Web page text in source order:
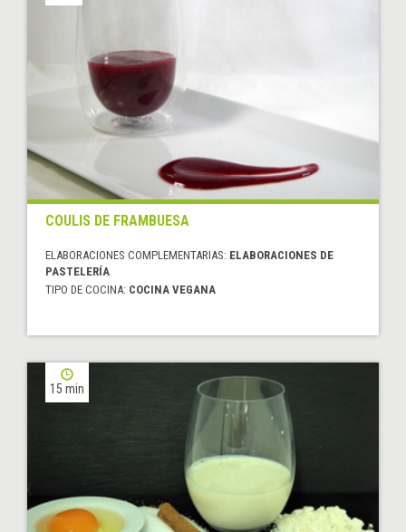
COULIS DE FRAMBUESA
ELABORACIONES COMPLEMENTARIAS: ELABORACIONES DE
PASTELERÍA
TIPO DE COCINA: COCINA VEGANA
15 min